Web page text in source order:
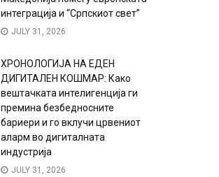
интеграција и “Српскиот свет”
JULY 31, 2026
ХРОНОЛОГИЈА НА ЕДЕН
ДИГИТАЛЕН КОШМАР: Како
вештачката интелигенција ги
премина безбедносните
бариери и го вклучи црвениот
аларм во дигиталната
индустрија
JULY 31, 2026